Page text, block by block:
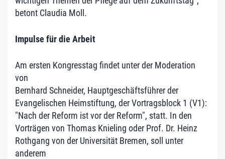
betont Claudia Moll.
Impulse für die Arbeit
Am ersten Kongresstag findet unter der Moderation
von
Bernhard Schneider, Hauptgeschäftsführer der
Evangelischen Heimstiftung, der Vortragsblock 1 (V1):
"Nach der Reform ist vor der Reform", statt. In den
Vorträgen von Thomas Knieling oder Prof. Dr. Heinz
Rothgang von der Universität Bremen, soll unter
anderem